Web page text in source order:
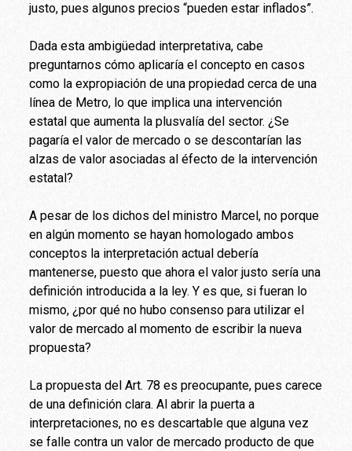
justo, pues algunos precios “pueden estar inflados”.
Dada esta ambigüedad interpretativa, cabe
preguntarnos cómo aplicaría el concepto en casos
como la expropiación de una propiedad cerca de una
línea de Metro, lo que implica una intervención
estatal que aumenta la plusvalía del sector. ¿Se
pagaría el valor de mercado o se descontarían las
alzas de valor asociadas al éfecto de la intervención
estatal?
A pesar de los dichos del ministro Marcel, no porque
en algún momento se hayan homologado ambos
conceptos la interpretación actual debería
mantenerse, puesto que ahora el valor justo sería una
definición introducida a la ley. Y es que, si fueran lo
mismo, ¿por qué no hubo consenso para utilizar el
valor de mercado al momento de escribir la nueva
propuesta?
La propuesta del Art. 78 es preocupante, pues carece
de una definición clara. Al abrir la puerta a
interpretaciones, no es descartable que alguna vez
se falle contra un valor de mercado producto de que